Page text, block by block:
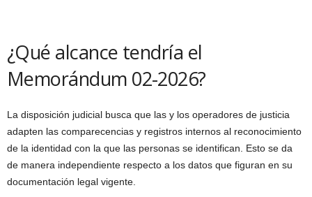
¿Qué alcance tendría el
Memorándum 02-2026?
La disposición judicial busca que las y los operadores de justicia
adapten las comparecencias y registros internos al reconocimiento
de la identidad con la que las personas se identifican. Esto se da
de manera independiente respecto a los datos que figuran en su
documentación legal vigente.